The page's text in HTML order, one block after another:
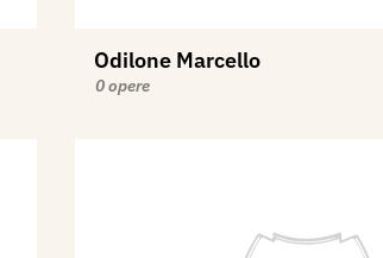
Odilone Marcello
0 opere